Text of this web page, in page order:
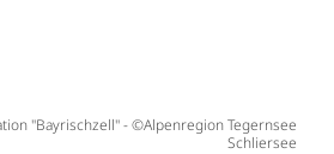
"Bayrischzell" - ©Alpenregion Tegernsee
Schliersee